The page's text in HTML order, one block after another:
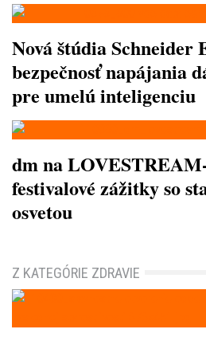
Nová štúdia Schneider
bezpečnosť napájania
pre umelú inteligenciu
dm na
festivalové zážitky so
osvetou
Z KATEGÓRIE ZDRAVIE